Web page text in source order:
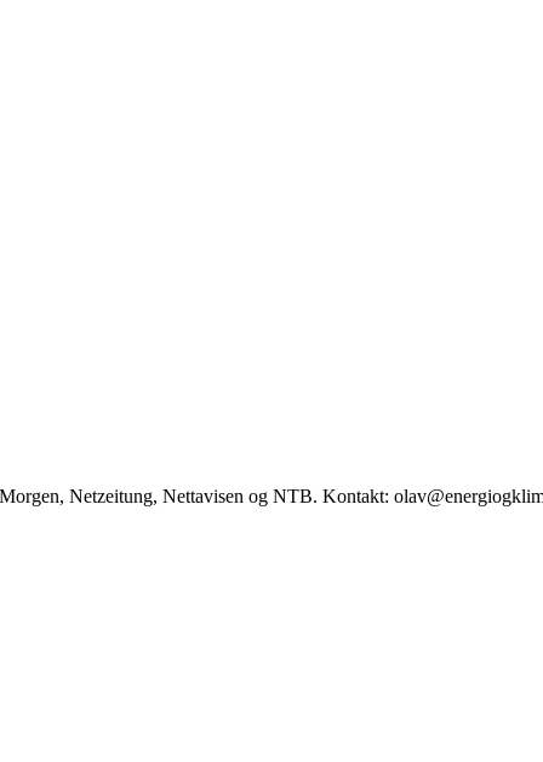
Netzeitung, Nettavisen og NTB. Kontakt: